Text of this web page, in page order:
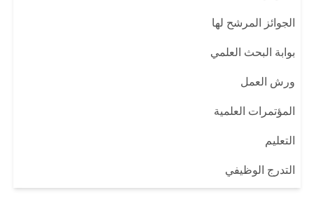
الجوائز المرشح لها
بوابة البحث العلمي
ورش العمل
المؤتمرات العلمية
التعليم
التدرج الوظيفي